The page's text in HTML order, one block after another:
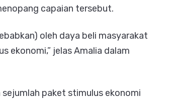
capaian tersebut.
oleh daya beli masyarakat
ekonomi,” jelas Amalia dalam
paket stimulus ekonomi